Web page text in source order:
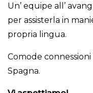
Un’ equipe all’
per assisterla in
propria lingua.
Comode
Spagna.